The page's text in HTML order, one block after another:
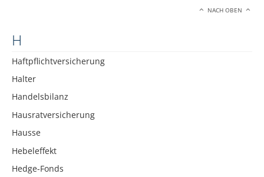
NACH OBEN
H
Haftpflichtversicherung
Halter
Handelsbilanz
Hausratversicherung
Hausse
Hebeleffekt
Hedge-Fonds